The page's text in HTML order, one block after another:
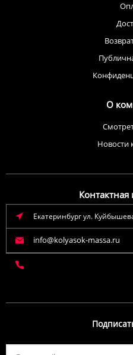
О
Новости
Екатеринбург ул.
info@kolyasok-massa.ru